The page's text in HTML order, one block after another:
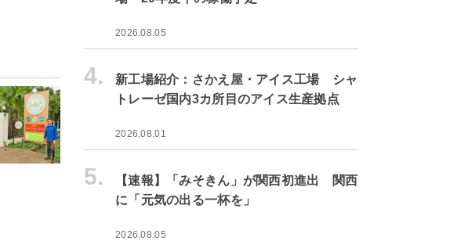
2026.08.05
4.
新工場紹介：さかえ屋・アイス工場 シャ
トレーゼ国内3カ所目のアイス生産拠点
2026.08.01
5.
【速報】「みそきん」が関西初進出 関西
に「元気の出る一杯を」
2026.08.05